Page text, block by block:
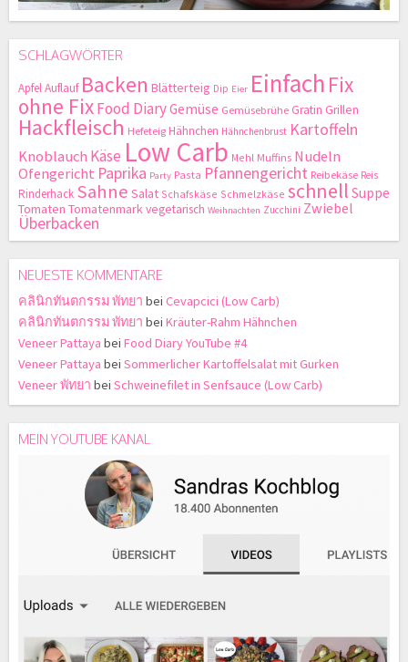
SCHLAGWÖRTER
ApfelAuflauf Backen Blätterteig Dip Eier Einfach Fix
ohne FixFood DiaryGemüse Gemüsebrühe Gratin Grillen
Hackfleisch Hefeteig Hähnchen Hähnchenbrust Kartoffeln
Knoblauch Käse Low Carb Mehl Muffins Nudeln
Ofengericht Paprika Party Pasta Pfannengericht Reibekäse Reis
Rinderhack Sahne Salat Schafskäse Schmelzkäse schnell Suppe
Tomaten Tomatenmark vegetarisch Weihnachten Zucchini Zwiebel
Überbacken
NEUESTE KOMMENTARE
คลินิกทันตกรรม พัทยา bei Cevapcici (Low Carb)
คลินิกทันตกรรม พัทยา bei Kräuter-Rahm Hähnchen
Veneer Pattaya bei Food Diary YouTube #4
Veneer Pattaya bei Sommerlicher Kartoffelsalat mit Gurken
Veneer พัทยา bei Schweinefilet in Senfsauce (Low Carb)
MEIN YOUTUBE KANAL